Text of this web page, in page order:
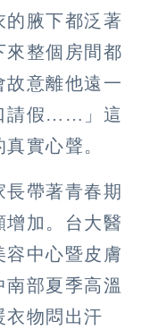
的腋下都泛著
來整個房間都
故意離他遠一
請假……」這
實心聲。
長帶著青春期
增加。台大醫
容中心暨皮膚
部夏季高溫
衣物悶出汗